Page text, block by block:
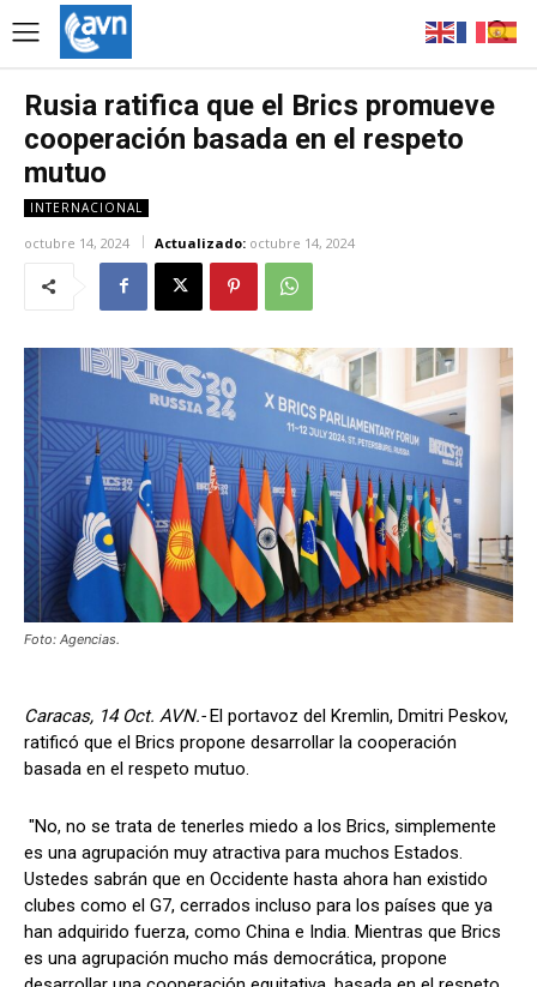
Rusia ratifica que el Brics promueve
cooperación basada en el respeto
mutuo
INTERNACIONAL
octubre 14, 2024 Actualizado: octubre 14, 2024
Foto: Agencias.
Caracas, 14 Oct. AVN.-El portavoz del Kremlin, Dmitri Peskov,
ratificó que el Brics propone desarrollar la cooperación
basada en el respeto mutuo.
"No, no se trata de tenerles miedo a los Brics, simplemente
es una agrupación muy atractiva para muchos Estados.
Ustedes sabrán que en Occidente hasta ahora han existido
clubes como el G7, cerrados incluso para los países que ya
han adquirido fuerza, como China e India. Mientras que Brics
es una agrupación mucho más democrática, propone